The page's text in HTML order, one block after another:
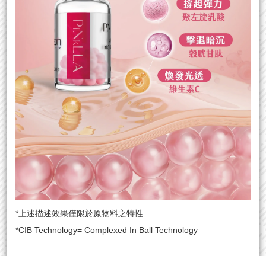
*上述描述效果僅限於原物料之特性
*CIB Technology= Complexed In Ball Technology